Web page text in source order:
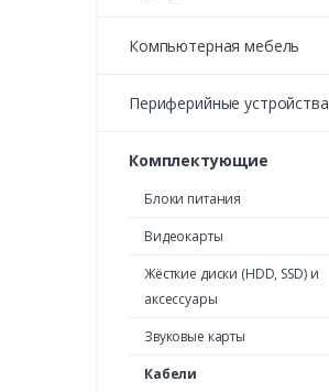
Компьютерная мебель
Периферийные устройства
Комплектующие
Блоки питания
Видеокарты
Жёсткие диски (HDD, SSD) и
аксессуары
Звуковые карты
Кабели